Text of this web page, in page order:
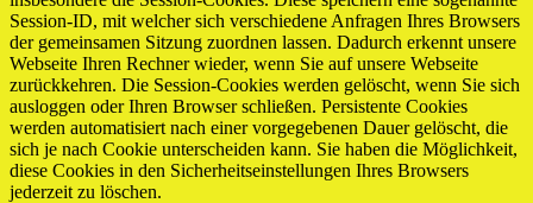
Session-ID, mit welcher sich verschiedene Anfragen Ihres Browsers
der gemeinsamen Sitzung zuordnen lassen. Dadurch erkennt unsere
Webseite Ihren Rechner wieder, wenn Sie auf unsere Webseite
zurückkehren. Die Session-Cookies werden gelöscht, wenn Sie sich
ausloggen oder Ihren Browser schließen. Persistente Cookies
werden automatisiert nach einer vorgegebenen Dauer gelöscht, die
sich je nach Cookie unterscheiden kann. Sie haben die Möglichkeit,
diese Cookies in den Sicherheitseinstellungen Ihres Browsers
jederzeit zu löschen.